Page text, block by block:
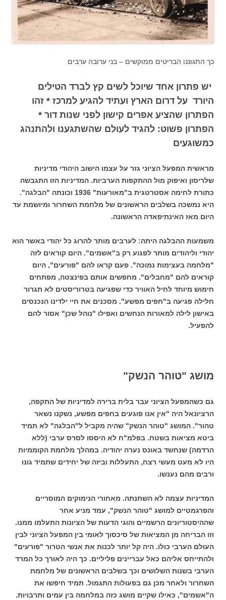
כך התגוננו הבריטים ממוקשים – בני ערובה ערבים
יש פתרון אחד שיוכל לשים קץ לברד הטילים
היורד על דרום הארץ ועתיד להגיע למרכז * זהו
הפתרון שהציע אפרים קישון לפני שנות דור *
הפתרון פשוט: להגיד לעולם שהשתגענו ולהתנהג
כמשוגעים
מראשית המפעל הציוני גזר על עצמו הישוב היהודי מדיניות
שלריסון ואיפוק מול ההתקפות הערביות. המדיניות הזו התגבשה
כתורת לחימה אסטרטגית ב"מאורעות" 1936 וכונתה "הבלגה".
היא נמשכה בשלבים הראשונים של מלחמת השחרור ומיושמת עד
היום מאז האינתיפאדה הראשונה.
משמעות ההבלגה היתה: לערבים מותר להרוג כל יהודי באשר הוא
יהודי וליהודים מותר לפגוע רק ב"אשמים". היום קוראים לזה
"מלחמה בעצימות נמוכה". פעם קראו להם "פורעים", היום
קוראים להם "מחבלים". מחפשים אותם בפינצטה, מפתחים
חימוש מיוחד לחיל האוויר כדי שפגיעה בטרוריסטים לא תגרור
חלילה פגיעה ב"חפים מפשע". מסכנים את חיי ילדינו הנכנסים
באישון לילה למאורות הנחשים ואפילו "נוהל שכן" אסור להם
להפעיל.
מושג "טוהר הנשק"
גם כשהמפעל הציוני עבר בלית ברירה למדיניות של התקפה,
הרציונאל היה "אין אנו פוגעים בחפים מפשע, נשקנו נשאר
טהור". המושג "טוהר הנשק" שהיה מקביל ל"הבלגה" לא תמיד
ביטא מציאות בשטח. בפלמ"ח לא היססו לסרס ערבי (ללא
הרדמה) שנחשד באונס נערה יהודיה. במהלך מלחמת הקוממיות
היו לא מעט מעשי רצח, התעללות וביזה של יחידים שתמיד גונו
ורבים מהם נענשו.
המדיניות עצמה לא השתנתה. מאחורי הנימוקים המוסריים
והפרגמטיים למושג "טוהר הנשק", עמד מניע אחר
שההיסטוריונים הרשמיים והוגי הדעות של הציונות התעלמו ממנו.
וזו הבריחה מן המציאות של סיכסוך לאומי בין המפעל הציוני לבין
העולם הערבי כולו. היה קל יותר לכנות את אנשי הטרור "פורעים"
ולהתייחס אליהם כאל עבריינים פליליים. כך היה לאורך כל המרד
הערבי בשנות השלושים וכך בשלבים הראשונים של מלחמת
השחרור ולאחר מכן גם בפעולות התגמול. תמיד חיפשו את
ה"אשמים", כאילו שקיים מושג כזה במלחמה בין עמים ותרבויות.